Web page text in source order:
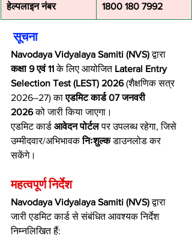
हेल्पलाइन नंबर 1800 180 7992
सूचना
Navodaya Vidyalaya Samiti (NVS) द्वारा
कक्षा 9 एवं 11 के लिए आयोजित Lateral Entry
Selection Test (LEST) 2026 (शैक्षणिक सत्र
2026–27) का एडमिट कार्ड 07 जनवरी
2026 को जारी किया जाएगा।
एडमिट कार्ड आवेदन पोर्टल पर उपलब्ध रहेगा, जिसे
उम्मीदवार/अभिभावक निःशुल्क डाउनलोड कर
सकेंगे।
महत्वपूर्ण निर्देश
Navodaya Vidyalaya Samiti (NVS) द्वारा
जारी एडमिट कार्ड से संबंधित आवश्यक निर्देश
निम्नलिखित हैं: